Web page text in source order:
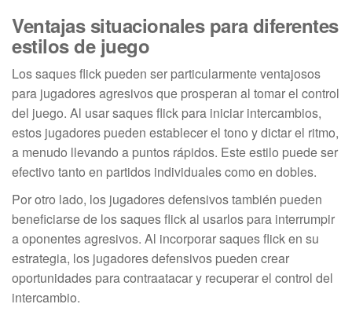
Ventajas situacionales para diferentes
estilos de juego
Los saques flick pueden ser particularmente ventajosos
para jugadores agresivos que prosperan al tomar el control
del juego. Al usar saques flick para iniciar intercambios,
estos jugadores pueden establecer el tono y dictar el ritmo,
a menudo llevando a puntos rápidos. Este estilo puede ser
efectivo tanto en partidos individuales como en dobles.
Por otro lado, los jugadores defensivos también pueden
beneficiarse de los saques flick al usarlos para interrumpir
a oponentes agresivos. Al incorporar saques flick en su
estrategia, los jugadores defensivos pueden crear
oportunidades para contraatacar y recuperar el control del
intercambio.